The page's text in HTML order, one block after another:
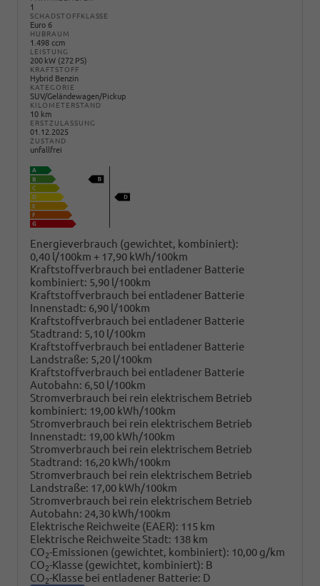
1
SCHADSTOFFKLASSE
Euro 6
HUBRAUM
1.498 ccm
LEISTUNG
200 kW (272 PS)
KRAFTSTOFF
Hybrid Benzin
KATEGORIE
SUV/Geländewagen/Pickup
KILOMETERSTAND
10 km
ERSTZULASSUNG
01.12.2025
ZUSTAND
unfallfrei
Energieverbrauch (gewichtet, kombiniert):
0,40 l/100km + 17,90 kWh/100km
Kraftstoffverbrauch bei entladener Batterie
kombiniert: 5,90 l/100km
Kraftstoffverbrauch bei entladener Batterie
Innenstadt: 6,90 l/100km
Kraftstoffverbrauch bei entladener Batterie
Stadtrand: 5,10 l/100km
Kraftstoffverbrauch bei entladener Batterie
Landstraße: 5,20 l/100km
Kraftstoffverbrauch bei entladener Batterie
Autobahn: 6,50 l/100km
Stromverbrauch bei rein elektrischem Betrieb
kombiniert: 19,00 kWh/100km
Stromverbrauch bei rein elektrischem Betrieb
Innenstadt: 19,00 kWh/100km
Stromverbrauch bei rein elektrischem Betrieb
Stadtrand: 16,20 kWh/100km
Stromverbrauch bei rein elektrischem Betrieb
Landstraße: 17,00 kWh/100km
Stromverbrauch bei rein elektrischem Betrieb
Autobahn: 24,30 kWh/100km
Elektrische Reichweite (EAER): 115 km
Elektrische Reichweite Stadt: 138 km
CO2-Emissionen (gewichtet, kombiniert): 10,00 g/km
CO2-Klasse (gewichtet, kombiniert): B
CO2-Klasse bei entladener Batterie: D